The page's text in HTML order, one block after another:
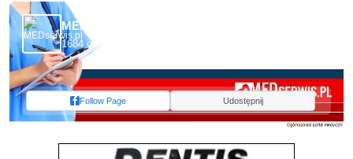
MEDserwis.pl - Ogólnopolski Portal Medyczny
1684 obserwujących
Follow Page Udostępnij